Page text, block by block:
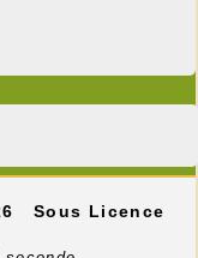
Sous Licence